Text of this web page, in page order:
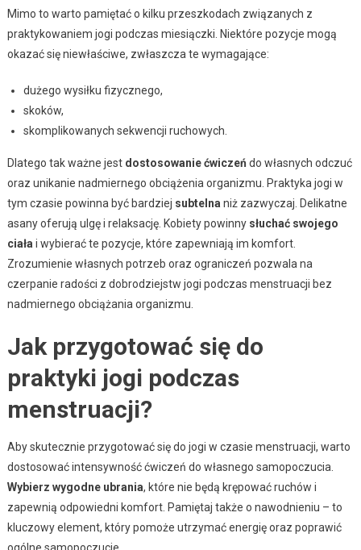
Mimo to warto pamiętać o kilku przeszkodach związanych z
praktykowaniem jogi podczas miesiączki. Niektóre pozycje mogą
okazać się niewłaściwe, zwłaszcza te wymagające:
dużego wysiłku fizycznego,
skoków,
skomplikowanych sekwencji ruchowych.
Dlatego tak ważne jest dostosowanie ćwiczeń do własnych odczuć
oraz unikanie nadmiernego obciążenia organizmu. Praktyka jogi w
tym czasie powinna być bardziej subtelnaniż zazwyczaj. Delikatne
asany oferują ulgę i relaksację. Kobiety powinny słuchać swojego
ciałai wybierać te pozycje, które zapewniają im komfort.
Zrozumienie własnych potrzeb oraz ograniczeń pozwala na
czerpanie radości z dobrodziejstw jogi podczas menstruacji bez
nadmiernego obciążania organizmu.
Jak przygotować się do
praktyki jogi podczas
menstruacji?
Aby skutecznie przygotować się do jogi w czasie menstruacji, warto
dostosować intensywność ćwiczeń do własnego samopoczucia.
Wybierz wygodne ubrania, które nie będą krępować ruchów i
zapewnią odpowiedni komfort. Pamiętaj także o nawodnieniu – to
kluczowy element, który pomoże utrzymać energię oraz poprawić